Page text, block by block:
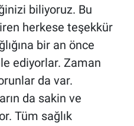
biliyoruz. Bu
herkese teşekkür
bir an önce
ediyorlar. Zaman
da var.
da sakin ve
Tüm sağlık